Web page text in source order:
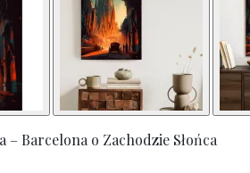
– Barcelona o Zachodzie Słońca